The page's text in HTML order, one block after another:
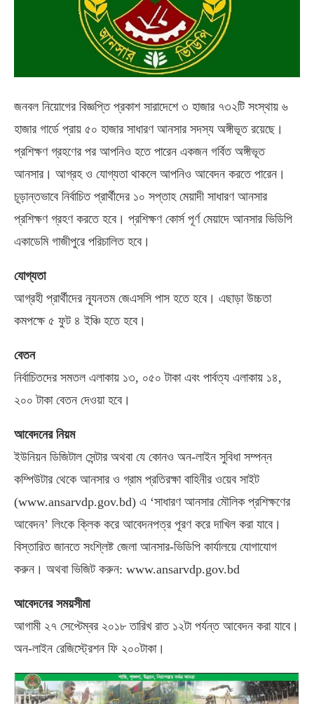
জনবল নিয়োগের বিজ্ঞপ্তি প্রকাশ সারাদেশে ৩ হাজার ৭৩২টি সংস্থায় ৬
হাজার গার্ডে প্রায় ৫০ হাজার সাধারণ আনসার সদস্য অঙ্গীভূত রয়েছে।
প্রশিক্ষণ গ্রহণের পর আপনিও হতে পারেন একজন গর্বিত অঙ্গীভূত
আনসার। আগ্রহ ও যোগ্যতা থাকলে আপনিও আবেদন করতে পারেন।
চূড়ান্তভাবে নির্বাচিত প্রার্থীদের ১০ সপ্তাহ মেয়াদী সাধারণ আনসার
প্রশিক্ষণ গ্রহণ করতে হবে। প্রশিক্ষণ কোর্স পূর্ণ মেয়াদে আনসার ভিডিপি
একাডেমি গাজীপুরে পরিচালিত হবে।
যোগ্যতা
আগ্রহী প্রার্থীদের ন্যূনতম জেএসসি পাস হতে হবে। এছাড়া উচ্চতা
কমপক্ষে ৫ ফুট ৪ ইঞ্চি হতে হবে।
বেতন
নির্বাচিতদের সমতল এলাকায় ১৩, ০৫০ টাকা এবং পার্বত্য এলাকায় ১৪,
২০০ টাকা বেতন দেওয়া হবে।
আবেদনের নিয়ম
ইউনিয়ন ডিজিটাল সেন্টার অথবা যে কোনও অন-লাইন সুবিধা সম্পন্ন
কম্পিউটার থেকে আনসার ও গ্রাম প্রতিরক্ষা বাহিনীর ওয়েব সাইট
(www.ansarvdp.gov.bd) এ ‘সাধারণ আনসার মৌলিক প্রশিক্ষণের
আবেদন’ লিংকে ক্লিক করে আবেদনপত্র পূরণ করে দাখিল করা যাবে।
বিস্তারিত জানতে সংশ্লিষ্ট জেলা আনসার-ভিডিপি কার্যালয়ে যোগাযোগ
করুন। অথবা ভিজিট করুন: www.ansarvdp.gov.bd
আবেদনের সময়সীমা
আগামী ২৭ সেপ্টেম্বর ২০১৮ তারিখ রাত ১২টা পর্যন্ত আবেদন করা যাবে।
অন-লাইন রেজিস্ট্রেশন ফি ২০০টাকা।